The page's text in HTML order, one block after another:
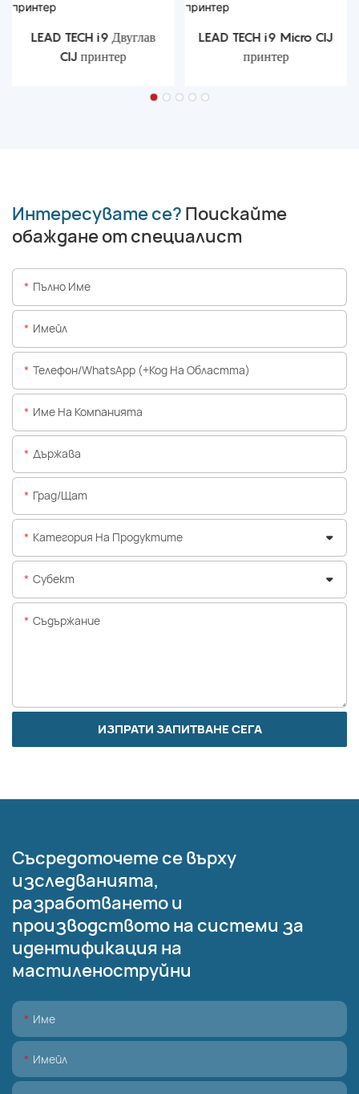
LEAD TECH i9 Двуглав
CIJ принтер
LEAD TECH i9 Micro CIJ
принтер
Интересувате се? Поискайте
обаждане от специалист
Пълно Име
Имейл
Телефон/WhatsApp (+Код На Областта)
Име На Компанията
Държава
Град/щат
Категория На Продуктите
Субект
Съдържание
ИЗПРАТИ ЗАПИТВАНЕ СЕГА
Съсредоточете се върху
изследванията,
разработването и
производството на системи за
идентификация на
мастиленоструйни
Име
Имейл